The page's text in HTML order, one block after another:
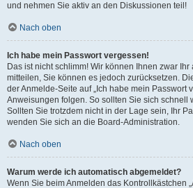
und nehmen Sie aktiv an den Diskussionen teil!
Nach oben
Ich habe mein Passwort vergessen!
Das ist nicht schlimm! Wir können Ihnen zwar
mitteilen, Sie können es jedoch zurücksetzen.
der Anmelde-Seite auf „Ich habe mein Passwort
Anweisungen folgen. So sollten Sie sich schnell
Sollten Sie trotzdem nicht in der Lage sein, Ihr
wenden Sie sich an die Board-Administration.
Nach oben
Warum werde ich automatisch abgemeldet?
Wenn Sie beim Anmelden das Kontrollkästchen